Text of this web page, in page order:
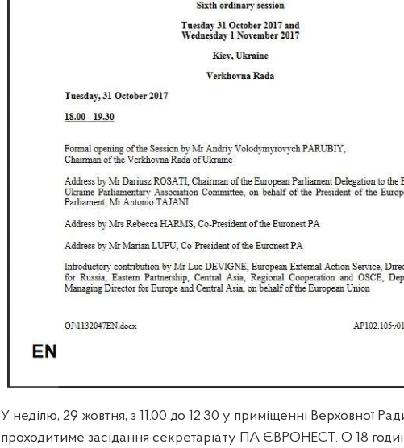
У неділю, 29 жовтня, з 11.00 до 12.30 у приміщенні Верховної
проходитиме засідання секретаріату ПА ЄВРОНЕСТ. О 18